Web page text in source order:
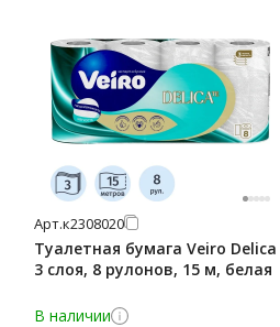
Арт.к2308020
Туалетная бумага Veiro Delica
3 слоя, 8 рулонов, 15 м, белая
В наличии